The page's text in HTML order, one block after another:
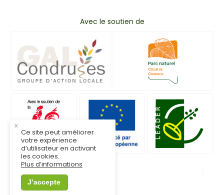
Avec le soutien de
© MonCondroz.be
Mentions légales
Vie privée
x
Ce site peut améliorer
votre expérience
d’utilisateur en activant
les cookies.
Plus d’informations
J’accepte